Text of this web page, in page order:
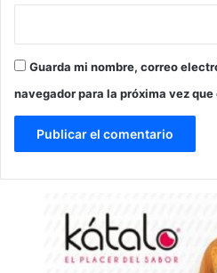
Guarda mi nombre, correo
navegador para la próxima vez que